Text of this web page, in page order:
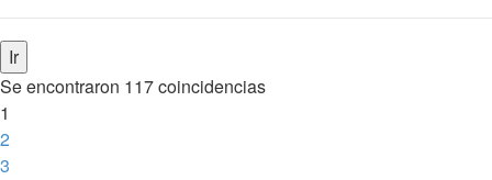
Se encontraron 117 coincidencias
1
2
3